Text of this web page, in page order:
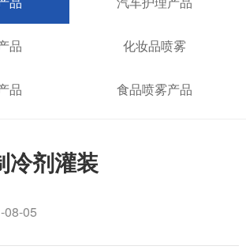
品 化妆品喷雾
品 食品喷雾产品
冷剂灌装
08-05